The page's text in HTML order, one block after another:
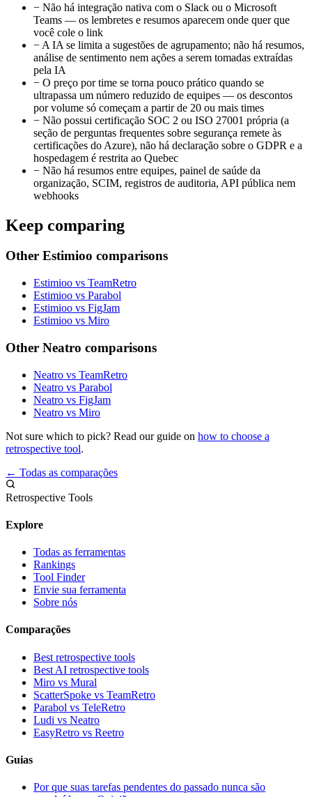
− Não há integração nativa com o Slack ou o Microsoft
Teams — os lembretes e resumos aparecem onde quer que
você cole o link
− A IA se limita a sugestões de agrupamento; não há resumos,
análise de sentimento nem ações a serem tomadas extraídas
pela IA
− O preço por time se torna pouco prático quando se
ultrapassa um número reduzido de equipes — os descontos
por volume só começam a partir de 20 ou mais times
− Não possui certificação SOC 2 ou ISO 27001 própria (a
seção de perguntas frequentes sobre segurança remete às
certificações do Azure), não há declaração sobre o GDPR e a
hospedagem é restrita ao Quebec
− Não há resumos entre equipes, painel de saúde da
organização, SCIM, registros de auditoria, API pública nem
webhooks
Keep comparing
Other Estimioo comparisons
Estimioo vs TeamRetro
Estimioo vs Parabol
Estimioo vs FigJam
Estimioo vs Miro
Other Neatro comparisons
Neatro vs TeamRetro
Neatro vs Parabol
Neatro vs FigJam
Neatro vs Miro
Not sure which to pick? Read our guide on how to choose a
retrospective tool.
← Todas as comparações
Retrospective Tools
Explore
Todas as ferramentas
Rankings
Tool Finder
Envie sua ferramenta
Sobre nós
Comparações
Best retrospective tools
Best AI retrospective tools
Miro vs Mural
ScatterSpoke vs TeamRetro
Parabol vs TeleRetro
Ludi vs Neatro
EasyRetro vs Reetro
Guias
Por que suas tarefas pendentes do passado nunca são